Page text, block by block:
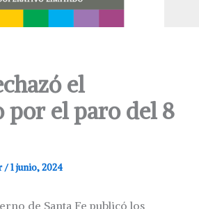
el
por el paro del 8
/1 junio, 2024
de Santa Fe publicó los